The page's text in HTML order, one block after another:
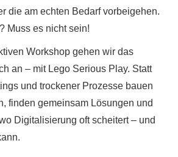
die am echten Bedarf vorbeigehen.
Muss es nicht sein!
Workshop gehen wir das
an – mit Lego Serious Play. Statt
und trockener Prozesse bauen
finden gemeinsam Lösungen und
Digitalisierung oft scheitert – und